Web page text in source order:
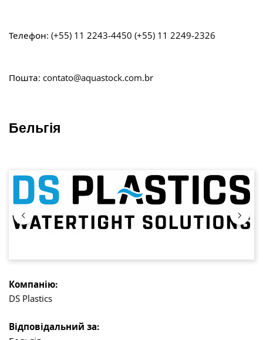
Телефон: (+55) 11 2243-4450 (+55) 11 2249-2326
Пошта: contato@aquastock.com.br
Бельгія
Пропустити галерею зображень
Компанію:
DS Plastics
Відповідальний за: